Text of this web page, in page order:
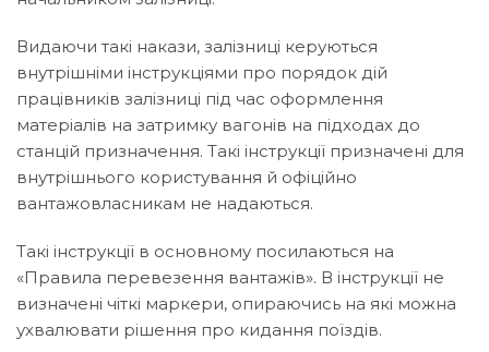
Видаючи такі накази, залізниці керуються
внутрішніми інструкціями про порядок дій
працівників залізниці під час оформлення
матеріалів на затримку вагонів на підходах до
станцій призначення. Такі інструкції призначені для
внутрішнього користування й офіційно
вантажовласникам не надаються.
Такі інструкції в основному посилаються на
«Правила перевезення вантажів». В інструкції не
визначені чіткі маркери, опираючись на які можна
ухвалювати рішення про кидання поїздів.